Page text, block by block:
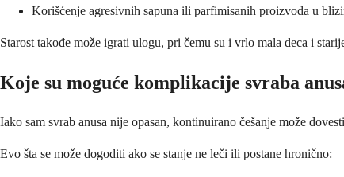
Korišćenje agresivnih sapuna ili parfimisanih proizvoda u
Starost takođe može igrati ulogu, pri čemu su i vrlo mala deca i
Koje su moguće komplikacije svraba
Iako sam svrab anusa nije opasan, kontinuirano češanje može
Evo šta se može dogoditi ako se stanje ne leči ili postane hronično: